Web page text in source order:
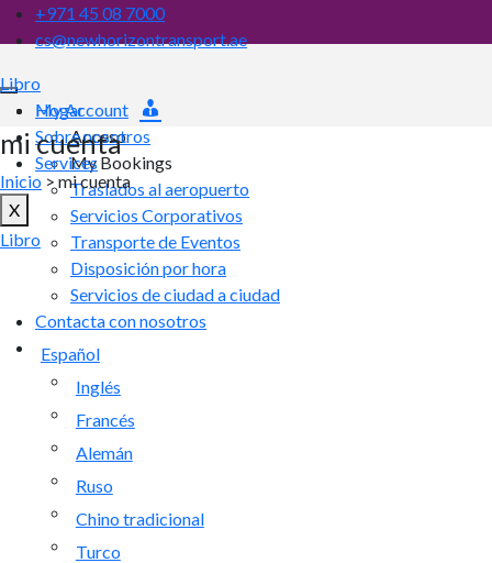
+971 45 08 7000
cs@newhorizontransport.ae
My Account
Acceso
My Bookings
X
Libro
Libro
Hogar
Sobre nosotros
Services
Traslados al aeropuerto
Servicios Corporativos
Transporte de Eventos
Disposición por hora
Servicios de ciudad a ciudad
Contacta con nosotros
Español
Inglés
Francés
Alemán
Ruso
Chino tradicional
Turco
mi cuenta
Inicio > mi cuenta